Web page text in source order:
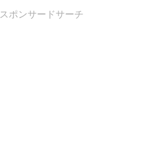
スポンサードサーチ